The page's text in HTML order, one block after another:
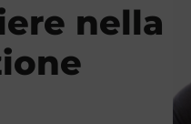
nella